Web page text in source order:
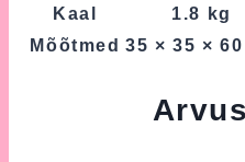
Kaal
1.8 kg
Mõõtmed 35 × 35 ×